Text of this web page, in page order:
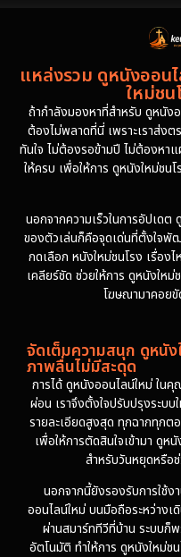
แหล่งรวม ดูหนังออน
ใหม่ชน
ถ้ากำลังมองหาที่สำหรับ ดูหนัง
ต้องไม่พลาดที่นี่ เพราะเราส่ง
ทันใจ ไม่ต้องรอข้ามปี ไม่ต้องหา
ให้ครบ เพื่อให้การ ดูหนังใหม่ช
นอกจากความเร็วในการอัปเด
ของตัวเล่นก็คือจุดเด่นที่ตั้งใจพั
กดเลือก หนังใหม่ชนโรง เรื่อง
เคลียร์ชัด ช่วยให้การ ดูหนังให
โฆษณามาคอย
จัดเต็มความสนุก ดูหนั
ภาพลื่นไม่มีสะดุด
การได้ ดูหนังออนไลน์ใหม่ ใน
ผ่อน เราจึงตั้งใจปรับปรุงระบ
รายละเอียดสูงสุด ทุกฉากทุกต
เพื่อให้การตัดสินใจเข้ามา ดูห
สำหรับวันหยุดหรือ
นอกจากนี้ยังรองรับการใช้
ออนไลน์ใหม่ บนมือถือระหว่างเ
ผ่านสมาร์ททีวีที่บ้าน ระบบก็
อัตโนมัติ ทำให้การ ดูหนังใหม่ช